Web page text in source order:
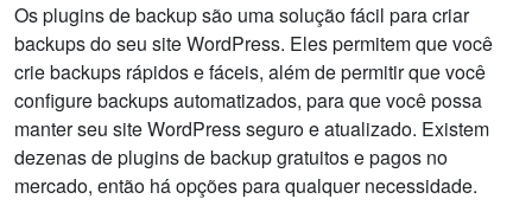
Os plugins de backup são uma solução fácil para criar
backups do seu site WordPress. Eles permitem que você
crie backups rápidos e fáceis, além de permitir que você
configure backups automatizados, para que você possa
manter seu site WordPress seguro e atualizado. Existem
dezenas de plugins de backup gratuitos e pagos no
mercado, então há opções para qualquer necessidade.